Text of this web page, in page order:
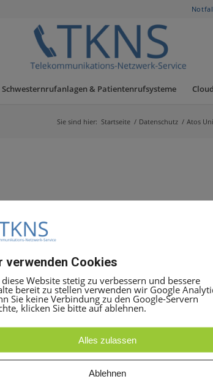
Schwesternrufanlagen & Patientenrufsysteme
Sie sind hier: Startseite / Datenschutz / Atos
verwenden Cookies
Website stetig zu verbessern und bessere
bereit zu stellen verwenden wir Google
Sie keine Verbindung zu den Google-Servern
klicken Sie bitte auf ablehnen.
Alles zulassen
Ablehnen